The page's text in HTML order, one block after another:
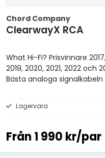
Chord Company
ClearwayX RCA
What Hi-Fi? Prisvinnare
2019, 2020, 2021, 2022 och
Bästa analoga
Lagervara
Från 1 990 kr/par